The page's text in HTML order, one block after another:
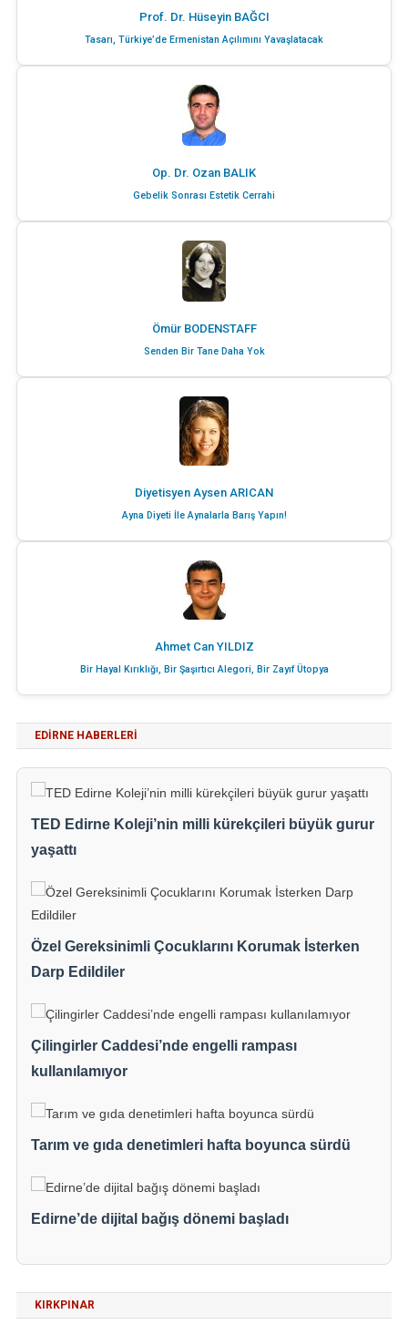
Prof. Dr. Hüseyin BAĞCI
Tasarı, Türkiye’de Ermenistan Açılımını Yavaşlatacak
Op. Dr. Ozan BALIK
Gebelik Sonrası Estetik Cerrahi
Ömür BODENSTAFF
Senden Bir Tane Daha Yok
Diyetisyen Aysen ARICAN
Ayna Diyeti İle Aynalarla Barış Yapın!
Ahmet Can YILDIZ
Bir Hayal Kırıklığı, Bir Şaşırtıcı Alegori, Bir Zayıf Ütopya
EDIRNE HABERLERI
TED Edirne Koleji’nin milli kürekçileri büyük gurur
yaşattı
Özel Gereksinimli Çocuklarını Korumak İsterken
Darp Edildiler
Çilingirler Caddesi’nde engelli rampası
kullanılamıyor
Tarım ve gıda denetimleri hafta boyunca sürdü
Edirne’de dijital bağış dönemi başladı
KIRKPINAR